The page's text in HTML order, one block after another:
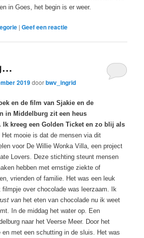
in Goes, het begin is er weer.
|Geef een reactie
2019doorbwv_ingrid
en de film van Sjakie en de
in Middelburg zit een heus
Ik kreeg een Golden Ticket en zo blij als
Het mooie is dat de mensen via dit
voor De Willie Wonka Villa, een project
Lovers. Deze stichting steunt mensen
hebben met ernstige ziekte of
vrienden of familie. Het was een leuk
filmpje over chocolade was leerzaam. Ik
van het eten van chocolade nu ik weet
In de middag het water op. Een
naar het Veerse Meer. Door het
en met een schutting in de sluis. Het was